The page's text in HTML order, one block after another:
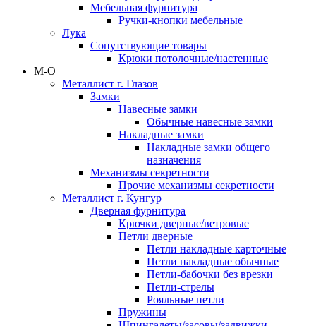
Мебельная фурнитура
Ручки-кнопки мебельные
Лука
Сопутствующие товары
Крюки потолочные/настенные
М-О
Металлист г. Глазов
Замки
Навесные замки
Обычные навесные замки
Накладные замки
Накладные замки общего
назначения
Механизмы секретности
Прочие механизмы секретности
Металлист г. Кунгур
Дверная фурнитура
Крючки дверные/ветровые
Петли дверные
Петли накладные карточные
Петли накладные обычные
Петли-бабочки без врезки
Петли-стрелы
Рояльные петли
Пружины